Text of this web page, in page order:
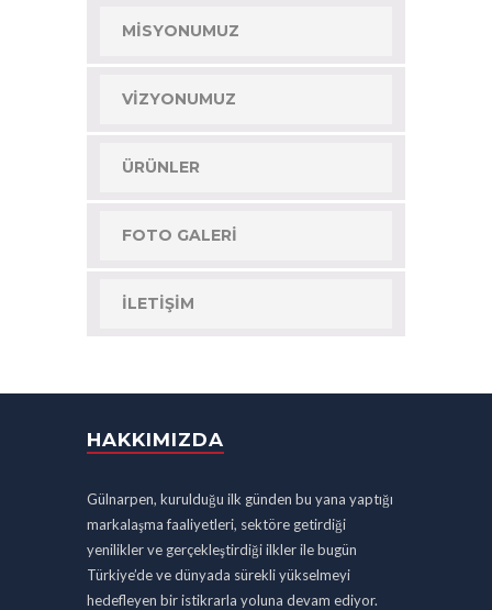
MISYONUMUZ
VIZYONUMUZ
ÜRÜNLER
FOTO GALERI
İLETIŞIM
HAKKIMIZDA
Gülnarpen, kurulduğu ilk günden bu yana yaptığı
markalaşma faaliyetleri, sektöre getirdiği
yenilikler ve gerçekleştirdiği ilkler ile bugün
Türkiye’de ve dünyada sürekli yükselmeyi
hedefleyen bir istikrarla yoluna devam ediyor.